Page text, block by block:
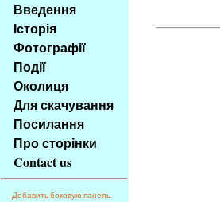
obsah
stránky
Klávesové
zkratky
tomto
webu
základní
Hlavní
strana
Введення
Історія
Фотографії
Події
Околиця
Для скачування
Посилання
Про сторінки
Contact us
Добавить боковую панель.